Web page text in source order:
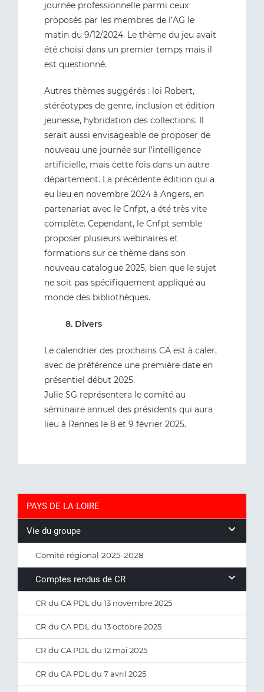
journée professionnelle parmi ceux
proposés par les membres de l’AG le
matin du 9/12/2024. Le thème du jeu avait
été choisi dans un premier temps mais il
est questionné.
Autres thèmes suggérés : loi Robert,
stéréotypes de genre, inclusion et édition
jeunesse, hybridation des collections. Il
serait aussi envisageable de proposer de
nouveau une journée sur l’intelligence
artificielle, mais cette fois dans un autre
département. La précédente édition qui a
eu lieu en novembre 2024 à Angers, en
partenariat avec le Cnfpt, a été très vite
complète. Cependant, le Cnfpt semble
proposer plusieurs webinaires et
formations sur ce thème dans son
nouveau catalogue 2025, bien que le sujet
ne soit pas spécifiquement appliqué au
monde des bibliothèques.
8. Divers
Le calendrier des prochains CA est à caler,
avec de préférence une première date en
présentiel début 2025.
Julie SG représentera le comité au
séminaire annuel des présidents qui aura
lieu à Rennes le 8 et 9 février 2025.
PAYS DE LA LOIRE
Vie du groupe
Comité régional 2025-2028
Comptes rendus de CR
CR du CA PDL du 13 novembre 2025
CR du CA PDL du 13 octobre 2025
CR du CA PDL du 12 mai 2025
CR du CA PDL du 7 avril 2025